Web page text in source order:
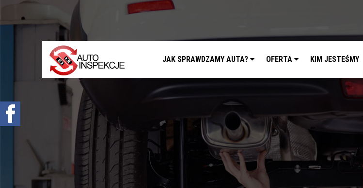
JAK SPRAWDZAMY AUTA? OFERTA KIM JESTEŚMY
Sprawdzenie samochodu przed zakupem –
Sprawdzenie historii serwisowej
Sprawdzenie historii wypadkowej
Sprawdzenie stanu prawnego samochodu
Oferta
Sprawdzenie samochodu w Polsce
Sprowadzenie samochodu z zagranicy na
Znajdziemy Ci auto